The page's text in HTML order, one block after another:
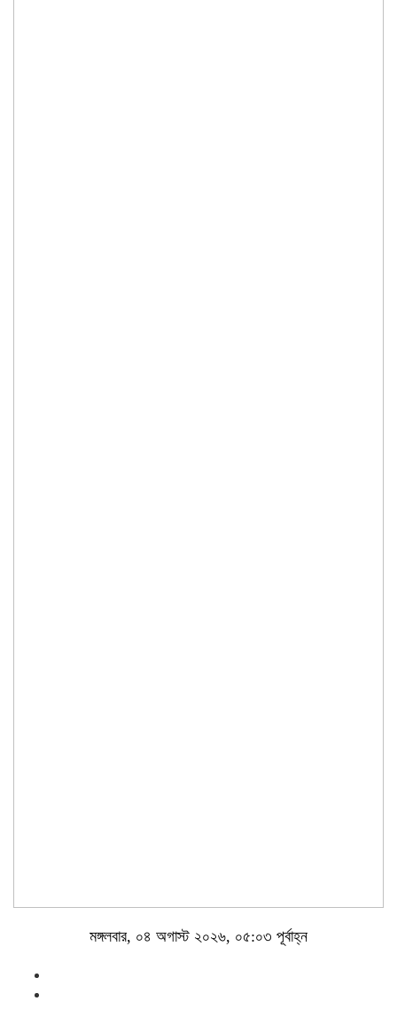
মঙ্গলবার, ০৪ অগাস্ট ২০২৬, ০৫:০৩ পূর্বাহ্ন